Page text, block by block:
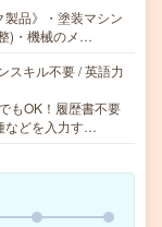
製品》・塗装マシン
)・機械のメ…
スキル不要 / 英語力
もOK！履歴書不要
などを入力す…